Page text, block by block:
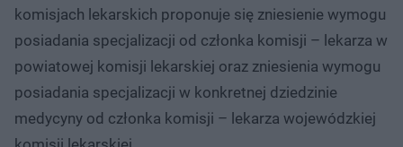
komisjach lekarskich proponuje się zniesienie wymogu
posiadania specjalizacji od członka komisji – lekarza w
powiatowej komisji lekarskiej oraz zniesienia wymogu
posiadania specjalizacji w konkretnej dziedzinie
medycyny od członka komisji – lekarza wojewódzkiej